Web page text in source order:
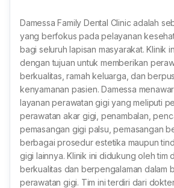
Damessa Family Dental Clinic adalah
yang berfokus pada pelayanan
bagi seluruh lapisan masyarakat. Klinik
dengan tujuan untuk memberikan
berkualitas, ramah keluarga, dan
kenyamanan pasien. Damessa
layanan perawatan gigi yang meliputi
perawatan akar gigi, penambalan,
pemasangan gigi palsu, pemasangan
berbagai prosedur estetika maupun
gigi lainnya. Klinik ini didukung oleh tim
berkualitas dan berpengalaman dalam
perawatan gigi. Tim ini terdiri dari